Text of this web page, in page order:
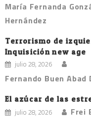
María Fernanda
Hernández
Terrorismo de
Inquisición new age
julio 28, 2026
Fernando Buen Abad
El azúcar de las
julio 28, 2026 Frei